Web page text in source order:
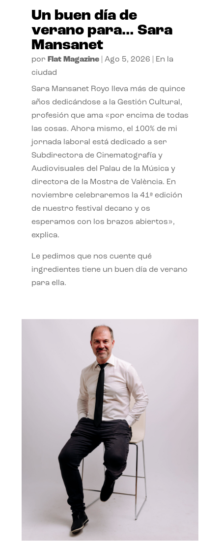
Un buen día de
verano para… Sara
Mansanet
por Flat Magazine| Ago 5, 2026
En la
ciudad
Sara Mansanet Royo lleva más de quince
años dedicándose a la Gestión Cultural,
profesión que ama «por encima de todas
las cosas. Ahora mismo, el 100% de mi
jornada laboral está dedicado a ser
Subdirectora de Cinematografía y
Audiovisuales del Palau de la Música y
directora de la Mostra de València. En
noviembre celebraremos la 41ª edición
de nuestro festival decano y os
esperamos con los brazos abiertos»,
explica.
Le pedimos que nos cuente qué
ingredientes tiene un buen día de verano
para ella.